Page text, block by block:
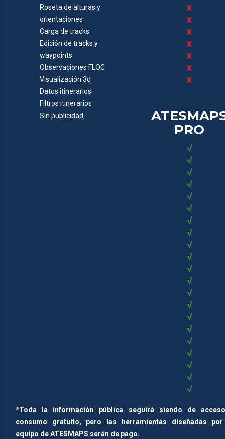
Roseta de alturas y
orientaciones
Carga de tracks
Edición de tracks y
waypoints
Observaciones FLOC
Visualización 3d
Datos itinerarios
Filtros itinerarios
Sin publicidad
x
x
x
x
x
x
x
PRO
√
√
√
√
√
√
√
√
√
√
√
√
√
√
√
√
√
√
√
√
√
*Toda la información pública seguirá siendo de
consumo gratuito, pero las herramientas diseñadas
equipo de ATESMAPS serán de pago.